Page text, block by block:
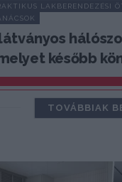
LAKBERENDEZÉSI
később
TOVÁBBIAK